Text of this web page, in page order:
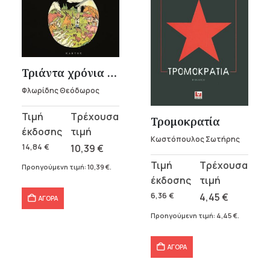
Τριάντα χρόνια με τα ζώα
Φλωρίδης Θεόδωρος
14,84 €
Original
price
was:
14,84 €.
10,39€
Η
τρέχουσα
τιμή
Προηγούμενη τιμή: 10,39 €
ΑΓΟΡΑ
Τρομοκρατία
Κωστόπουλος Σωτήρης
6,36 €
Original
price
was:
6,36 €.
4,45€
Η
τρέχουσα
τιμή
Προηγούμενη τιμή: 4,45 €
ΑΓΟΡΑ